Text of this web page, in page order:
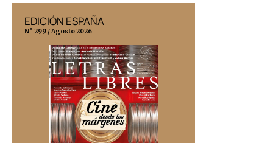
EDICIÓN ESPAÑA
N° 299 / Agosto 2026